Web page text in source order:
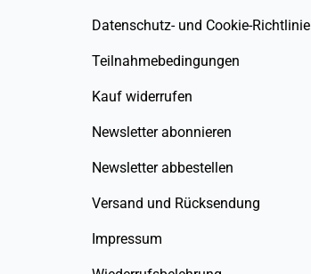
Datenschutz- und Cookie-Richtlinie
Teilnahmebedingungen
Kauf widerrufen
Newsletter abonnieren
Newsletter abbestellen
Versand und Rücksendung
Impressum